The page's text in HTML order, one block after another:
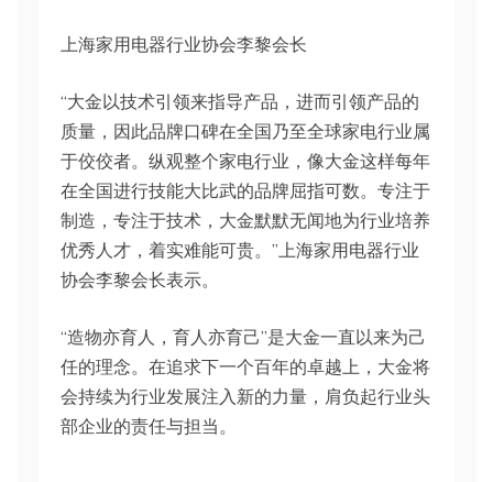
上海家用电器行业协会李黎会长
“大金以技术引领来指导产品，进而引领产品的
质量，因此品牌口碑在全国乃至全球家电行业属
于佼佼者。纵观整个家电行业，像大金这样每年
在全国进行技能大比武的品牌屈指可数。专注于
制造，专注于技术，大金默默无闻地为行业培养
优秀人才，着实难能可贵。”上海家用电器行业
协会李黎会长表示。
“造物亦育人，育人亦育己”是大金一直以来为己
任的理念。在追求下一个百年的卓越上，大金将
会持续为行业发展注入新的力量，肩负起行业头
部企业的责任与担当。